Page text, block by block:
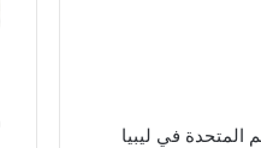
في ليبيا